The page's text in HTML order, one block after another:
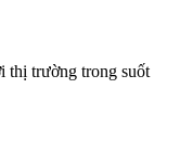
thị trường trong suốt